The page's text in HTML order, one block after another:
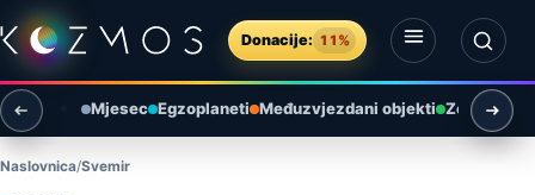
Preskoči na sadržaj
Donacije: 11%
Otvori izbornik
Otvori pretragu
Mjesec Egzoplaneti Međuzvjezdani objekti Zemlja i
Naslovnica Svemir